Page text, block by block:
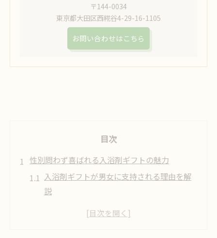
〒144-0034
東京都大田区西糀谷4-29-16-1105
お問い合わせはこちら
目次
性別問わず喜ばれる入浴剤ギフトの魅力
入浴剤ギフトが男女に支持される理由を解
説
入浴剤は性別問わず贈り物に最適な選択肢